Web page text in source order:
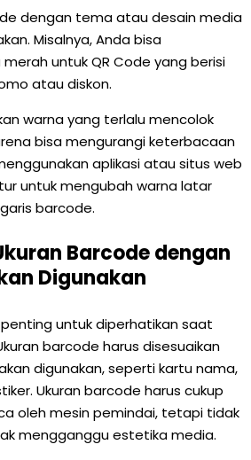
dengan tema atau desain media
Misalnya, Anda bisa
untuk QR Code yang berisi
atau diskon.
warna yang terlalu mencolok
bisa mengurangi keterbacaan
aplikasi atau situs web
untuk mengubah warna latar
barcode.
Barcode dengan
Digunakan
untuk diperhatikan saat
barcode harus disesuaikan
digunakan, seperti kartu nama,
Ukuran barcode harus cukup
oleh mesin pemindai, tetapi tidak
mengganggu estetika media.